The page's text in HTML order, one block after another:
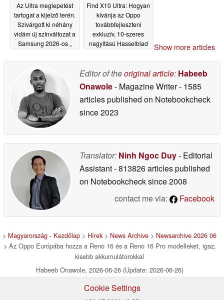
Az Ultra meglepetést
tartogat a kijelző terén.
Szivárgott ki néhány
vidám új színváltozat a
Samsung 2026-os „
Find X10 Ultra: Hogyan
kívánja az Oppo
továbbfejleszteni
exkluzív, 10-szeres
nagyítású Hasselblad
Show more articles
Editor of theoriginal article: Habeeb
Onawole- Magazine Writer- 1585
articles published on Notebookcheck
since 2023
Translator: Ninh Ngoc Duy- Editorial
Assistant- 813826 articles published
on Notebookchecksince 2008
contact me via:
Facebook
> Magyarország - Kezdőlap > Hírek> News Archive > Newsarchive 2026 06
> Az Oppo Európába hozza a Reno 16 és a Reno 16 Pro modelleket, igaz,
kisebb akkumulátorokkal
Habeeb Onawole, 2026-06-26 (Update: 2026-06-26)
Cookie Settings